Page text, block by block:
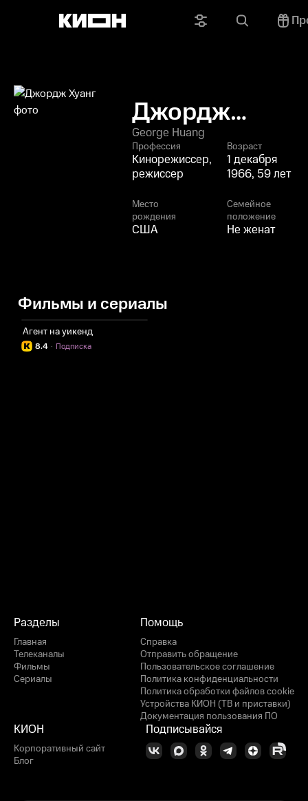
Джордж
Хуанг
George Huang
Профессия
Кинорежиссер,
режиссер
Возраст
1 декабря
1966, 59 лет
Место
рождения
США
Семейное
положение
Не женат
Фильмы и сериалы
Агент на уикенд
8.4 Подписка
·
Разделы
Главная
Телеканалы
Фильмы
Сериалы
Помощь
Справка
Отправить обращение
Пользовательское соглашение
Политика конфиденциальности
Политика обработки файлов cookie
Устройства КИОН (ТВ и приставки)
Документация пользования ПО
КИОН
Корпоративный сайт
Блог
Подписывайся